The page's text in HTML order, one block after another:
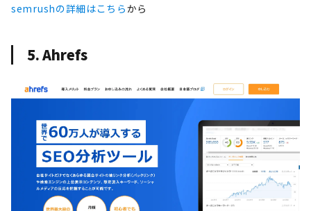
semrushの詳細はこちらから
5. Ahrefs